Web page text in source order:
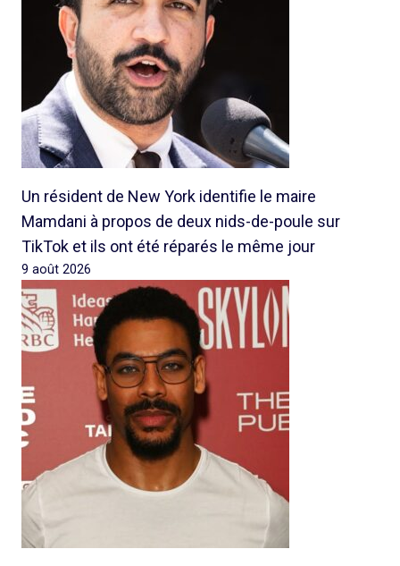
Un résident de New York identifie le maire
Mamdani à propos de deux nids-de-poule sur
TikTok et ils ont été réparés le même jour
9 août 2026